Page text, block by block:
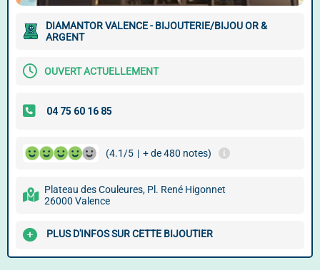
DIAMANTOR VALENCE - BIJOUTERIE/BIJOU OR &
ARGENT
OUVERT ACTUELLEMENT
(4.1/5 | + de 480 notes)
Plateau des Couleures, Pl. René Higonnet
26000 Valence
PLUS D'INFOS SUR CETTE BIJOUTIER